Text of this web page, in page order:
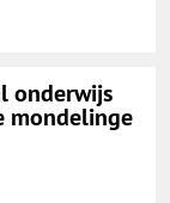
onderwijs
mondelinge